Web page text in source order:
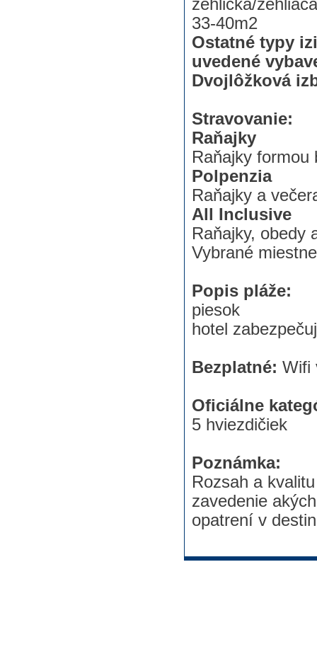
žehlička/
33-40m2
Ostatné typy
uvedené
Dvojlôžková
Stravovanie:
Raňajky
Raňajky formou
Polpenzia
Raňajky a
All Inclusive
Raňajky, obedy
Vybrané
Popis pláže:
piesok
hotel
Bezplatné: Wifi
Oficiálne
5 hviezdičiek
Poznámka:
Rozsah a
zavedenie
opatrení v